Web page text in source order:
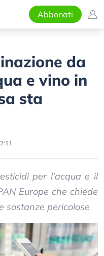
Abbonati
da
e vino in
sta
per l’acqua e il
Europe che chiede
sostanze pericolose